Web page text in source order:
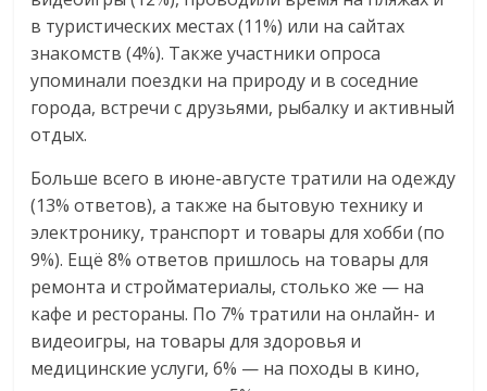
в туристических местах (11%) или на сайтах
знакомств (4%). Также участники опроса
упоминали поездки на природу и в соседние
города, встречи с друзьями, рыбалку и активный
отдых.
Больше всего в июне-августе тратили на одежду
(13% ответов), а также на бытовую технику и
электронику, транспорт и товары для хобби (по
9%). Ещё 8% ответов пришлось на товары для
ремонта и стройматериалы, столько же — на
кафе и рестораны. По 7% тратили на онлайн- и
видеоигры, на товары для здоровья и
медицинские услуги, 6% — на походы в кино,